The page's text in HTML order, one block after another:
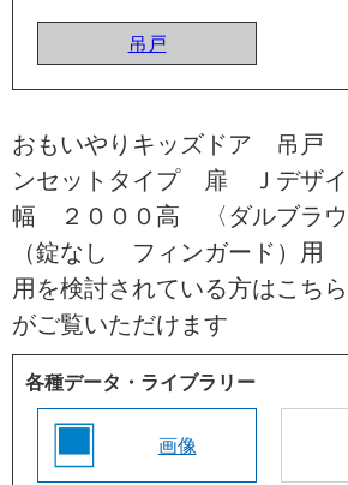
吊戸
おもいやりキッズドア 吊戸
ンセットタイプ 扉 Ｊデザ
幅 ２０００高 〈ダルブラ
（錠なし フィンガード）用
用を検討されている方はこち
がご覧いただけます
各種データ・ライブラリー
画像